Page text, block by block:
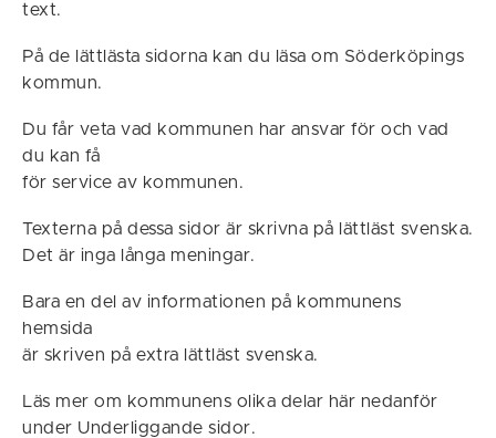
text.
På de lättlästa sidorna kan du läsa om Söderköpings
kommun.
Du får veta vad kommunen har ansvar för och vad
du kan få
för service av kommunen.
Texterna på dessa sidor är skrivna på lättläst svenska.
Det är inga långa meningar.
Bara en del av informationen på kommunens
hemsida
är skriven på extra lättläst svenska.
Läs mer om kommunens olika delar här nedanför
under Underliggande sidor.